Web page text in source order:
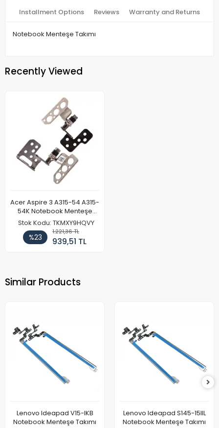
Installment Options Reviews Warranty and Returns
Notebook Menteşe Takımı
Recently Viewed
Acer Aspire 3 A315-54 A315-
54K Notebook Menteşe
Takımı
Stok Kodu: TKMXY9HQVY
%23
1.221,36 TL
939,51 TL
Similar Products
Lenovo Ideapad V15-IKB
Notebook Menteşe Takımı
Lenovo Ideapad S145-15IIL
Notebook Menteşe Takımı